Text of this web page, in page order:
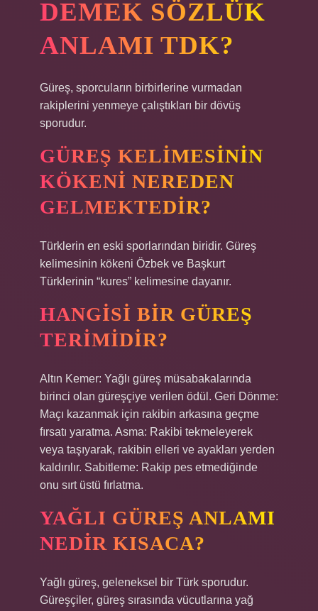
DEMEK SÖZLÜK
ANLAMI TDK?
Güreş, sporcuların birbirlerine vurmadan
rakiplerini yenmeye çalıştıkları bir dövüş
sporudur.
GÜREŞ KELIMESININ
KÖKENI NEREDEN
GELMEKTEDIR?
Türklerin en eski sporlarından biridir. Güreş
kelimesinin kökeni Özbek ve Başkurt
Türklerinin “kures” kelimesine dayanır.
HANGISI BIR GÜREŞ
TERIMIDIR?
Altın Kemer: Yağlı güreş müsabakalarında
birinci olan güreşçiye verilen ödül. Geri Dönme:
Maçı kazanmak için rakibin arkasına geçme
fırsatı yaratma. Asma: Rakibi tekmeleyerek
veya taşıyarak, rakibin elleri ve ayakları yerden
kaldırılır. Sabitleme: Rakip pes etmediğinde
onu sırt üstü fırlatma.
YAĞLI GÜREŞ ANLAMI
NEDIR KISACA?
Yağlı güreş, geleneksel bir Türk sporudur.
Güreşçiler, güreş sırasında vücutlarına yağ